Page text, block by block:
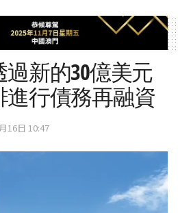
新的30億美元
行債務再融資
16日 10:47